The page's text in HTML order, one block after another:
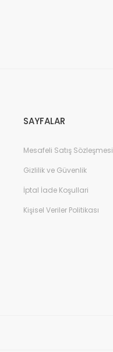
SAYFALAR
Mesafeli Satış Sözleşmesi
Gizlilik ve Güvenlik
İptal İade Koşullari
Kişisel Veriler Politikası